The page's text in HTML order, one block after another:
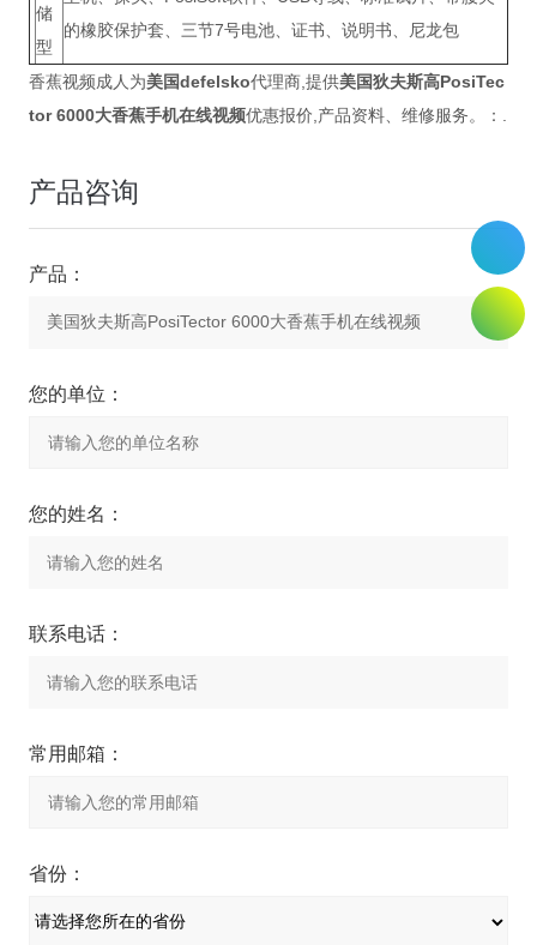
储
型
的橡胶保护套、三节7号电池、证书、说明书、尼龙包
香蕉视频成人为美国defelsko代理商,提供美国狄夫斯高PosiTec
tor6000大香蕉手机在线视频优惠报价,产品资料、维修服务。：.
产品咨询
产品：
您的单位：
您的姓名：
联系电话：
常用邮箱：
省份：